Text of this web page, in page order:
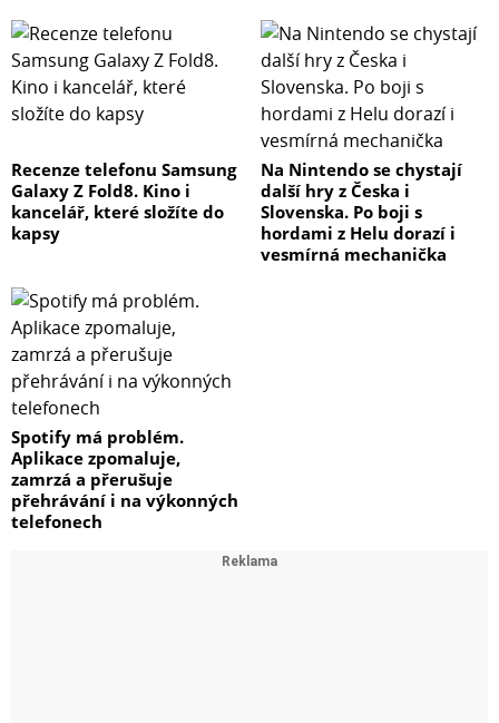
Recenze telefonu Samsung
Galaxy Z Fold8. Kino i
kancelář, které složíte do
kapsy
Na Nintendo se chystají
další hry z Česka i
Slovenska. Po boji s
hordami z Helu dorazí i
vesmírná mechanička
Spotify má problém.
Aplikace zpomaluje,
zamrzá a přerušuje
přehrávání i na výkonných
telefonech